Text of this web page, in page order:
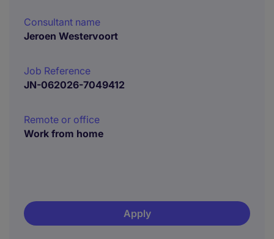
Consultant name
Jeroen Westervoort
Job Reference
JN-062026-7049412
Remote or office
Work from home
Apply